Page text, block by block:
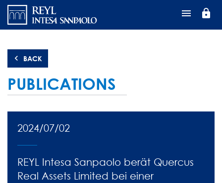
Direkt
zum
Inhalt
lock
BACK
PUBLICATIONS
2024/07/02
REYL Intesa Sanpaolo berät Quercus
Real Assets Limited bei einer